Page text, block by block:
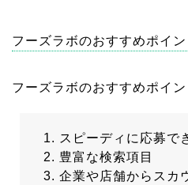
フーズラボのおすすめポイン
フーズラボのおすすめポイ
スピーディに応募で
豊富な検索項目
企業や店舗からスカ